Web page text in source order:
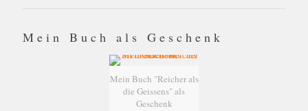
Mein Buch als Geschenk
Mein Buch "Reicher als
die Geissens" als
Geschenk